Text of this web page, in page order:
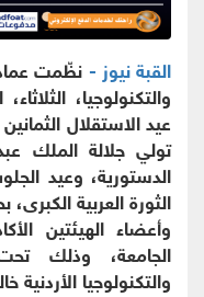
القبة نيوز - نظّمت
والتكنولوجيا،
عيد الاستقلال
تولي جلالة الملك
الدستورية، وعيد
الثورة العربية
وأعضاء الهيئتين
الجامعة، وذلك
والتكنولوجيا الأردنية